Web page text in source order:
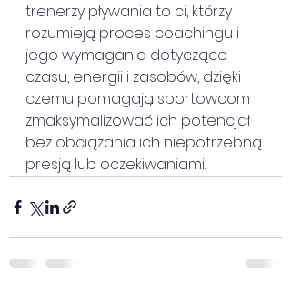
trenerzy pływania to ci, którzy
rozumieją proces coachingu i
jego wymagania dotyczące
czasu, energii i zasobów, dzięki
czemu pomagają sportowcom
zmaksymalizować ich potencjał
bez obciążania ich niepotrzebną
presją lub oczekiwaniami.